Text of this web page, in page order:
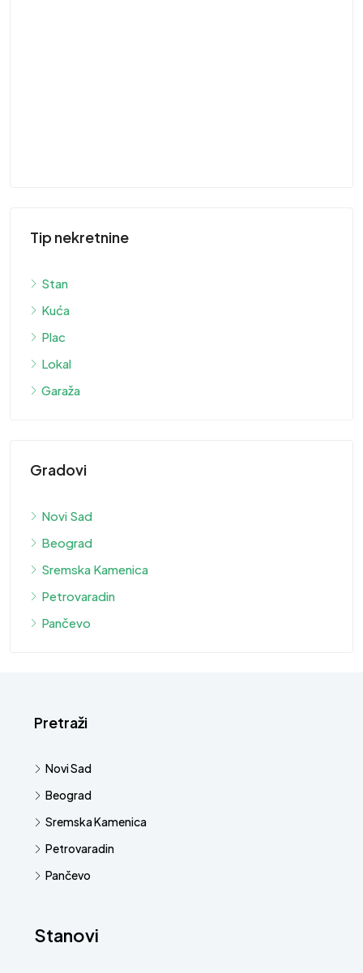
Tip nekretnine
Stan
Kuća
Plac
Lokal
Garaža
Gradovi
Novi Sad
Beograd
Sremska Kamenica
Petrovaradin
Pančevo
Pretraži
Novi Sad
Beograd
Sremska Kamenica
Petrovaradin
Pančevo
Stanovi